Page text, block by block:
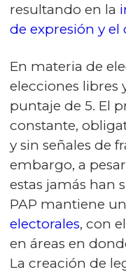
resultando en la
de expresión y
En materia de
elecciones libres
puntaje de 5. El
constante,
y sin señales de
embargo, a
estas jamás han
PAP mantiene
electorales, con
en áreas en
La creación de